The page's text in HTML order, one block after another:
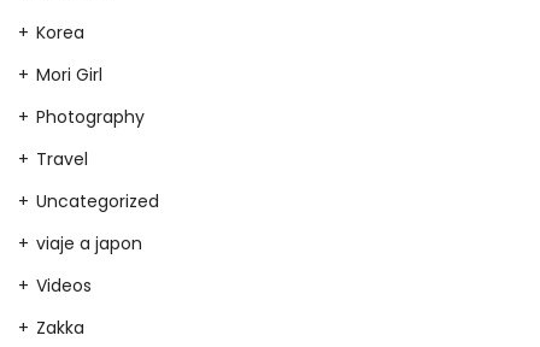
Korea
Mori Girl
Photography
Travel
Uncategorized
viaje a japon
Videos
Zakka